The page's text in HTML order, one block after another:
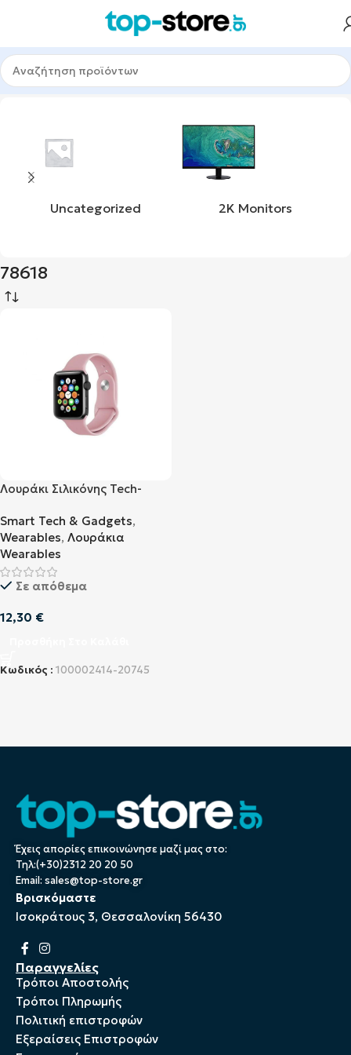
Αρχική σελίδα Προϊόν product_sku 78618
Uncategorized 2K Monitors
78618
Λουράκι Σιλικόνης Tech-
Watch 38mm / 40mm Ροζ
Smart Tech & Gadgets,
Wearables, Λουράκια
Wearables
Σε απόθεμα
12,30 €
Κωδικός : 100002414-20745
Έχεις απορίες επικοινώνησε μαζί μας στο:
Τηλ:(+30)2312 20 20 50
Email: sales@top-store.gr
Βρισκόμαστε
Ισοκράτους 3, Θεσσαλονίκη 56430
Παραγγελίες
Τρόποι Αποστολής
Τρόποι Πληρωμής
Πολιτική επιστροφών
Εξεραίσεις Επιστροφών